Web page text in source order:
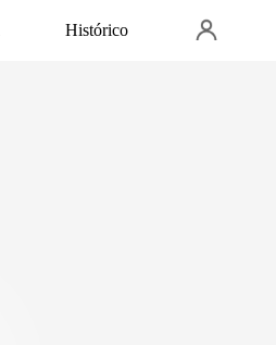
Histórico